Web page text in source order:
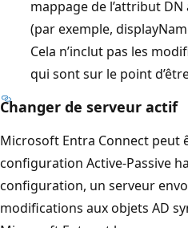
mappage de l’attribut
(par exemple,
Cela n’inclut pas les
qui sont sur le point
Changer de serveur actif
Microsoft Entra Connect peut
configuration Active-Passive
configuration, un serveur
modifications aux objets AD